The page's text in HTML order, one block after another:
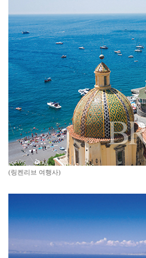
(링켄리브 여행사)